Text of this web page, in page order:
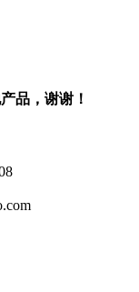
品，谢谢！